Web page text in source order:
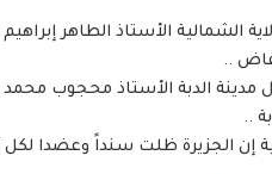
الشمالية الأستاذ الطاهر
..
مدينة الدبة الأستاذ محجوب محمد
..
إن الجزيرة ظلت سنداً وعضدا